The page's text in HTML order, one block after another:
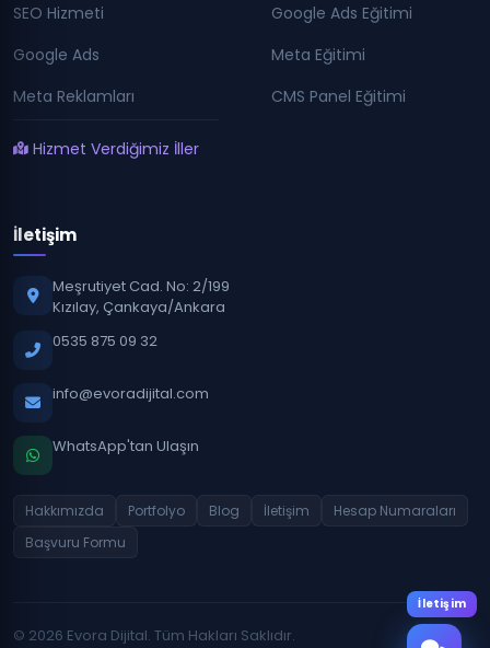
SEO Hizmeti
Google Ads
Meta Reklamları
Hizmet Verdiğimiz İller
Google Ads Eğitimi
Meta Eğitimi
CMS Panel Eğitimi
İletişim
Meşrutiyet Cad. No: 2/199
Kızılay, Çankaya/Ankara
0535 875 09 32
info@evoradijital.com
WhatsApp'tan Ulaşın
Hakkımızda Portfolyo Blog İletişim
Hesap Numaraları
Başvuru Formu
© 2026 Evora Dijital. Tüm Hakları Saklıdır.
İletişim